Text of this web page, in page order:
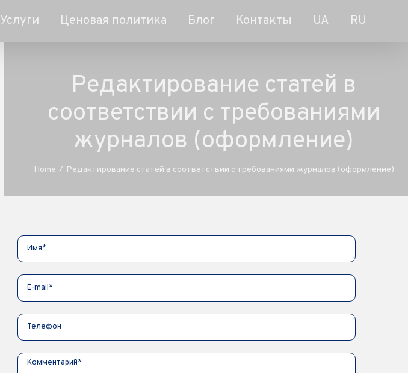
Услуги Ценовая политика Блог Контакты UA RU
Редактирование статей в
соответствии с требованиями
журналов (оформление)
Home / Редактирование статей в соответствии с требованиями журналов (оформление)